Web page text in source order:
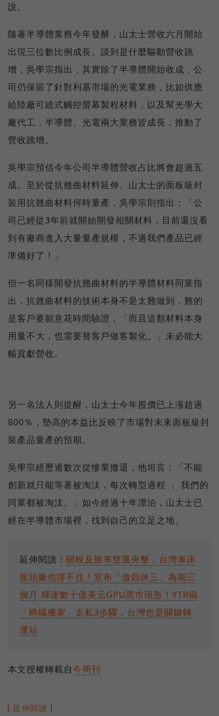
說。
隨著半導體業務今年發酵，山太士營收六月開始
出現三位數比例成長。談到是什麼驅動營收跳
增，吳學宗指出，其實除了半導體開始收成，公
司仍保留了針對利基市場的光電業務，比如供應
給陸廠可繞式觸控螢幕製程材料，以及幫光學大
廠代工，半導體、光電兩大業務皆成長，推動了
營收跳增。
吳學宗預估今年公司半導體營收占比將會超過五
成。至於從抗翹曲材料延伸、山太士的面板級封
裝用抗翹曲材料何時量產，吳學宗則指出：「公
司已經從3年前就開始開發相關材料，目前還沒看
到有廠商進入大量量產規模，不過我們產品已經
準備好了！」
但一名同樣開發抗翹曲材料的半導體材料同業指
出，抗翹曲材料的技術本身不是太難做到，難的
是客戶要願意花時間驗證，「而且這類材料本身
用量不大，也需要替客戶做客製化。」未必能大
幅貢獻營收。
另一名法人則提醒，山太士今年股價已上漲超過
800％，墊高的本益比反映了市場對未來面板級封
裝產品量產的預期。
吳學宗經歷過數次從慘業撤退，他坦言：「不能
創新就只能等著被淘汰，每次轉型過程 ， 我們的
同業都被淘汰。」如今經過十年漂泊，山太士已
經在半導體市場裡，找到自己的立足之地。
延伸閱讀： 關稅及匯率雙重夾擊，台灣車床
龍頭廠也撐不住！宣布「做四休三」為期三
個月 輝達數十億美元GPU黑市現形！YTR揭
「螞蟻搬家」走私3步驟，台灣也是關鍵轉
運站
本文授權轉載自今周刊
延伸閱讀